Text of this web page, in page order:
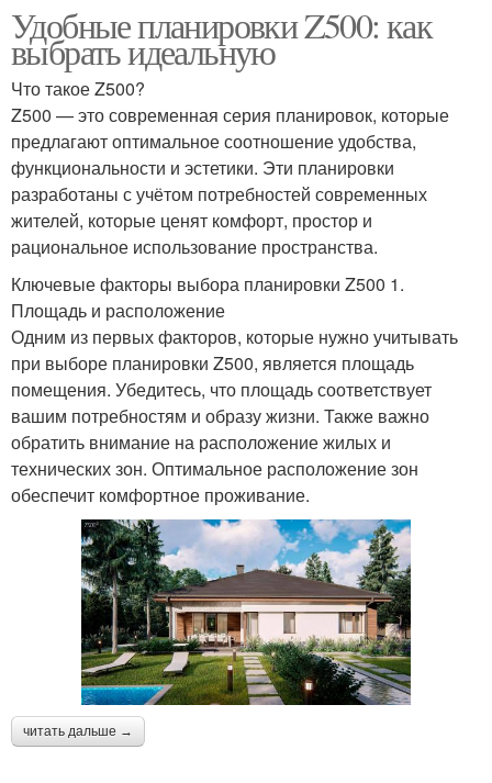
Удобные планировки Z500: как
выбрать идеальную
Что такое Z500?
Z500 — это современная серия планировок, которые
предлагают оптимальное соотношение удобства,
функциональности и эстетики. Эти планировки
разработаны с учётом потребностей современных
жителей, которые ценят комфорт, простор и
рациональное использование пространства.
Ключевые факторы выбора планировки Z500 1.
Площадь и расположение
Одним из первых факторов, которые нужно учитывать
при выборе планировки Z500, является площадь
помещения. Убедитесь, что площадь соответствует
вашим потребностям и образу жизни. Также важно
обратить внимание на расположение жилых и
технических зон. Оптимальное расположение зон
обеспечит комфортное проживание.
читать дальше →